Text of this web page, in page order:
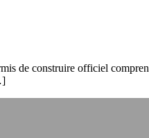
de construire officiel